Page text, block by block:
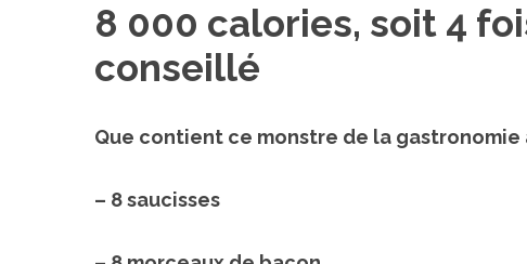
8 000 calories, soit 4
conseillé
Que contient ce monstre de la gastronomie
– 8 saucisses